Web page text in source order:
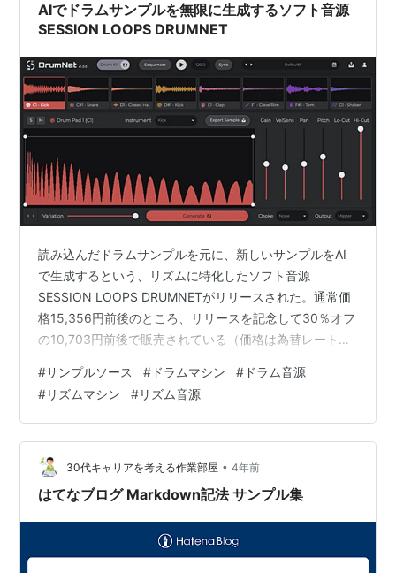
AIでドラムサンプルを無限に生成するソフト音源
SESSION LOOPS DRUMNET
読み込んだドラムサンプルを元に、新しいサンプルをAI
で生成するという、リズムに特化したソフト音源
SESSION LOOPS DRUMNETがリリースされた。通常価
格15,356円前後のところ、リリースを記念して30％オフ
の10,703円前後で販売されている（価格は為替レートに
ンもしくはAU/VST3プラグインもしくはで動作する。 デ
ィープ・リサンプリング・テクノロジーにより、ドラム
のサンプルファイルを元に新しい音色を生成。画面下部
中央のGenerateボタンを押すだけで、代替となる音色を
次々と生み出してくれる。また、Drum Kitボ…
#サンプルソース # ドラムマシン # ドラム音源
#リズムマシン #リズム音源
30代キャリアを考える作業部屋 • 4年前
はてなブログ Markdown記法 サンプル集